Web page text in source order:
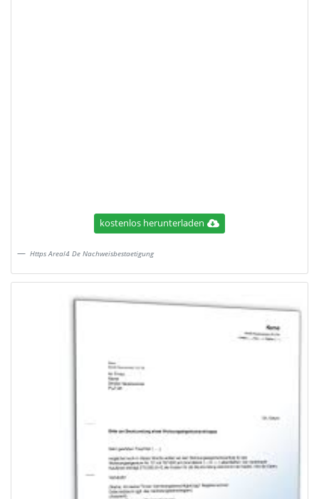
kostenlos herunterladen
Https Areal4 De Nachweisbestaetigung